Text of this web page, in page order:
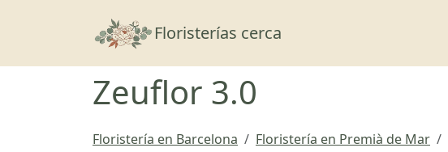
Floristerías cerca
Zeuflor 3.0
Floristería en Barcelona Floristería en Premià de Mar